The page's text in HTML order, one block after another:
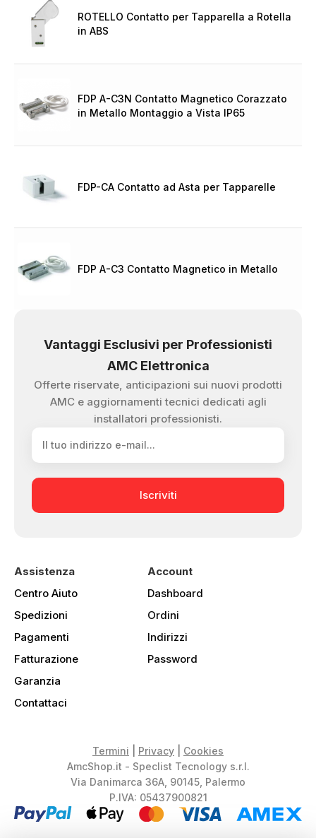
ROTELLO Contatto per Tapparella a Rotella
in ABS
FDP A-C3N Contatto Magnetico Corazzato
in Metallo Montaggio a Vista IP65
FDP-CA Contatto ad Asta per Tapparelle
FDP A-C3 Contatto Magnetico in Metallo
Vantaggi Esclusivi per Professionisti
AMC Elettronica
Offerte riservate, anticipazioni sui nuovi prodotti
AMC e aggiornamenti tecnici dedicati agli
installatori professionisti.
Iscriviti
Assistenza
Centro Aiuto
Spedizioni
Pagamenti
Fatturazione
Garanzia
Contattaci
Account
Dashboard
Ordini
Indirizzi
Password
Termini Privacy
Cookies
AmcShop.it - Speclist Tecnology s.r.l.
Via Danimarca 36A, 90145, Palermo
P.IVA: 05437900821